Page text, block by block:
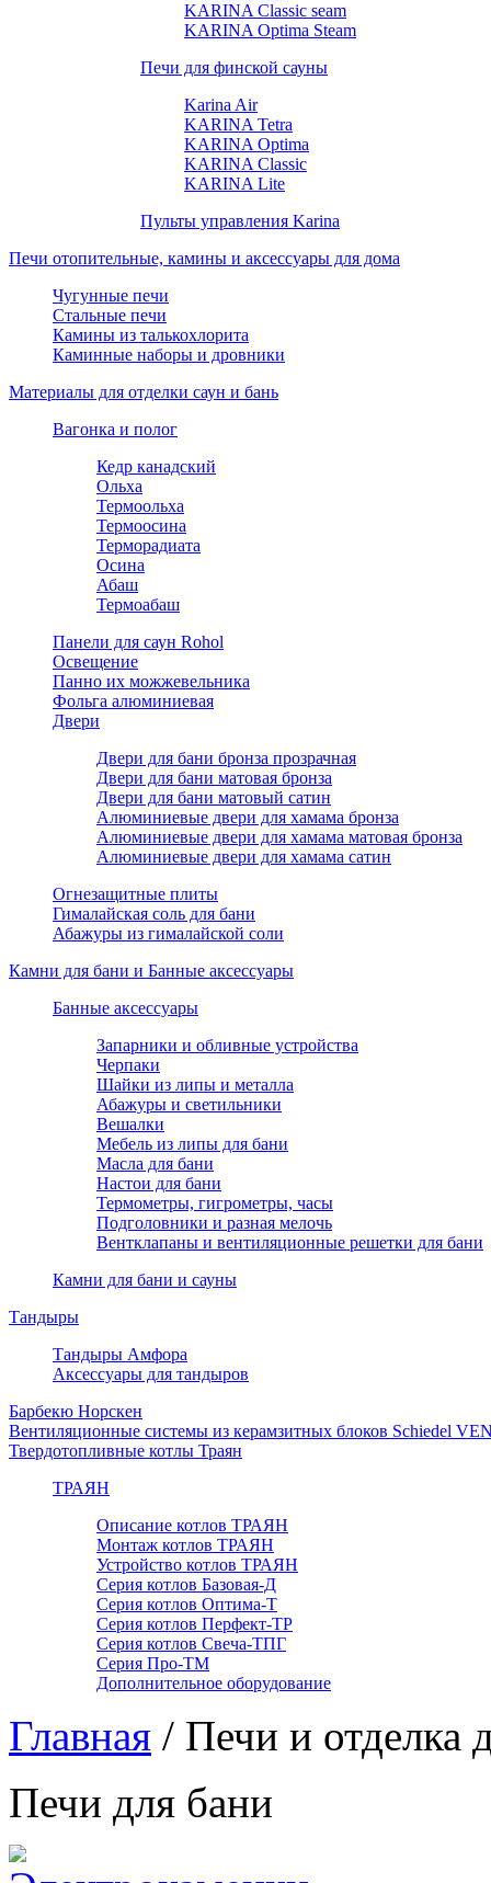
KARINA Classic seam
KARINA Optima Steam
Печи для финской сауны
Karina Air
KARINA Tetra
KARINA Optima
KARINA Classic
KARINA Lite
Пульты управления Karina
Печи отопительные, камины и аксессуары для дома
Чугунные печи
Стальные печи
Камины из талькохлорита
Каминные наборы и дровники
Материалы для отделки саун и бань
Вагонка и полог
Кедр канадский
Ольха
Термоольха
Термоосина
Терморадиата
Осина
Абаш
Термоабаш
Панели для саун Rohol
Освещение
Панно их можжевельника
Фольга алюминиевая
Двери
Двери для бани бронза прозрачная
Двери для бани матовая бронза
Двери для бани матовый сатин
Алюминиевые двери для хамама бронза
Алюминиевые двери для хамама матовая бронза
Алюминиевые двери для хамама сатин
Огнезащитные плиты
Гималайская соль для бани
Абажуры из гималайской соли
Камни для бани и Банные аксессуары
Банные аксессуары
Запарники и обливные устройства
Черпаки
Шайки из липы и металла
Абажуры и светильники
Вешалки
Мебель из липы для бани
Масла для бани
Настои для бани
Термометры, гигрометры, часы
Подголовники и разная мелочь
Вентклапаны и вентиляционные решетки для бани
Камни для бани и сауны
Тандыры
Тандыры Амфора
Аксессуары для тандыров
Барбекю Норскен
Вентиляционные системы из керамзитных блоков Schiedel
Твердотопливные котлы Траян
ТРАЯН
Описание котлов ТРАЯН
Монтаж котлов ТРАЯН
Устройство котлов ТРАЯН
Серия котлов Базовая-Д
Серия котлов Оптима-Т
Серия котлов Перфект-ТР
Серия котлов Свеча-ТПГ
Серия Про-ТМ
Дополнительное оборудование
Главная / Печи и отделка
Печи для бани